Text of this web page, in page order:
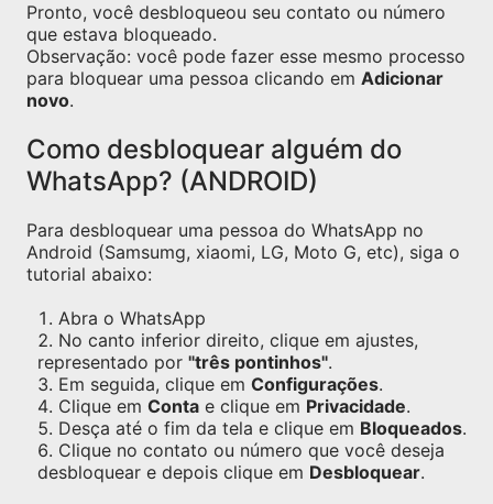
Pronto, você desbloqueou seu contato ou número
que estava bloqueado.
Observação: você pode fazer esse mesmo processo
para bloquear uma pessoa clicando em Adicionar
novo.
Como desbloquear alguém do
WhatsApp? (ANDROID)
Para desbloquear uma pessoa do WhatsApp no
Android (Samsumg, xiaomi, LG, Moto G, etc), siga o
tutorial abaixo:
Abra o WhatsApp
No canto inferior direito, clique em ajustes,
representado por "três pontinhos".
Em seguida, clique em Configurações.
Clique em Conta e clique em Privacidade.
Desça até o fim da tela e clique em Bloqueados.
Clique no contato ou número que você deseja
desbloquear e depois clique em Desbloquear.